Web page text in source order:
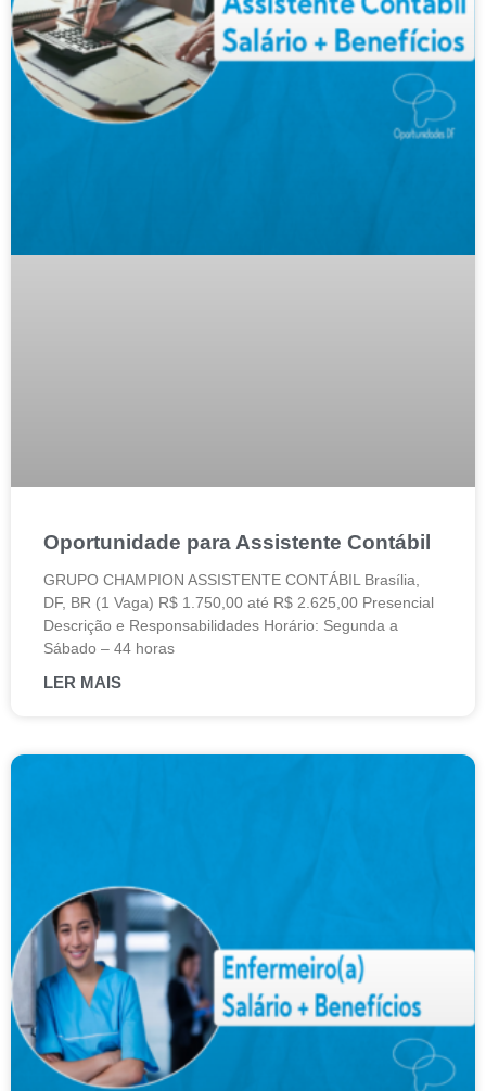
Oportunidade para Assistente Contábil
GRUPO CHAMPION ASSISTENTE CONTÁBIL Brasília,
DF, BR (1 Vaga) R$ 1.750,00 até R$ 2.625,00 Presencial
Descrição e Responsabilidades Horário: Segunda a
Sábado – 44 horas
LER MAIS